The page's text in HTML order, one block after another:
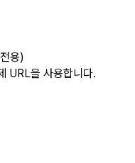
용)
URL을 사용합니다.